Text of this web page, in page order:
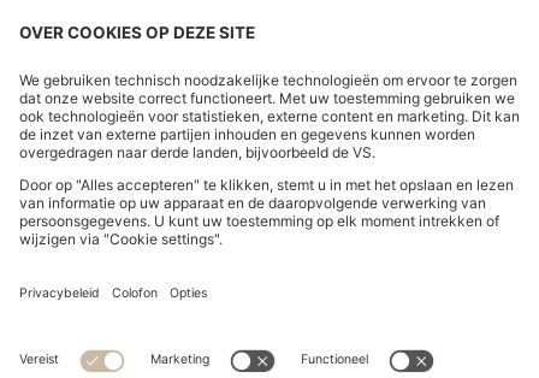
Herroeping indienen FAQs Bedrijfsgegevens
Privacyverklaring Online StoreVerklaring over de toegankelijkheid
Privacyverklaring HUGO BOSS EXPERIENCE
Privacyverklaring HUGO BOSS Newsletter